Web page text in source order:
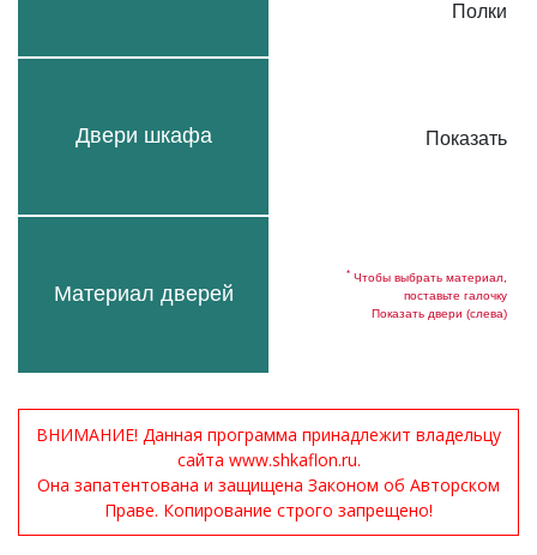
Двери шкафа
Материал дверей
Полки
Показать
* Чтобы выбрать материал,
поставьте галочку
Показать двери (слева)
ВНИМАНИЕ! Данная программа принадлежит владельцу
сайта www.shkaflon.ru.
Она запатентована и защищена Законом об Авторском
Праве. Копирование строго запрещено!